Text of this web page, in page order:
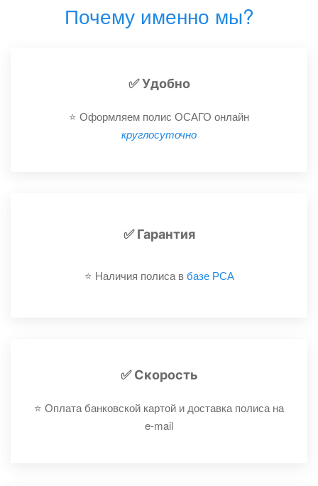
Почему именно мы?
✅ Удобно
⭐️ Оформляем полис ОСАГО онлайн
круглосуточно
✅ Гарантия
⭐️ Наличия полиса вбазе РСА
✅ Скорость
⭐️ Оплата банковской картой и доставка полиса на
e-mail